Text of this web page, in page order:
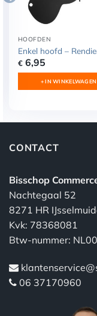
HOOFDEN
Enkel hoofd –
€6,95
+ IN WINKELWAGEN
CONTACT
Bisschop
Nachtegaal 52
8271 HR
Kvk: 78368081
Btw-nummer:
06 37170960